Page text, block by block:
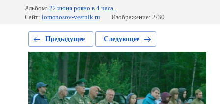
Альбом: 22 июня ровно в 4 часа...
Сайт: lomonosov-vestnik.ru Изображение: 2/30
Предыдущее Следующее